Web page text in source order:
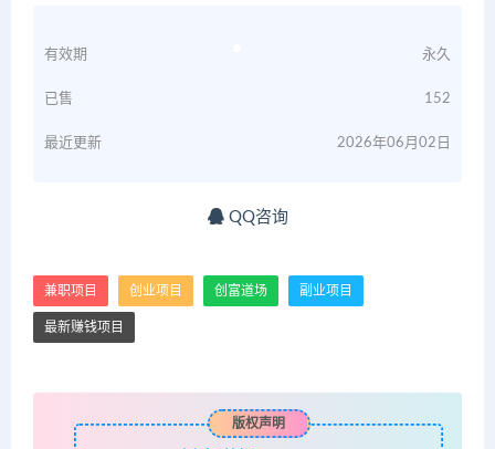
有效期 永久
已售 152
最近更新 2026年06月02日
QQ咨询
兼职项目 创业项目 创富道场 副业项目
最新赚钱项目
版权声明